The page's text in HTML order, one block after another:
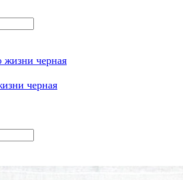
черная